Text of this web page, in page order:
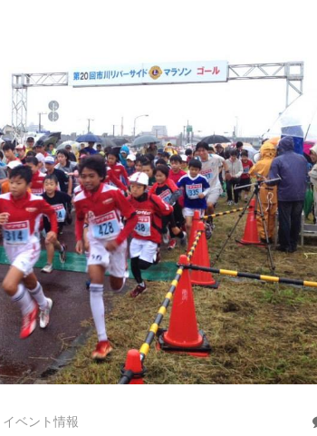
イベント情報